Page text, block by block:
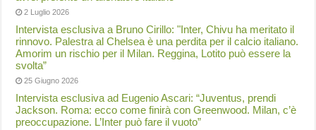
2 Luglio 2026
Intervista esclusiva a Bruno Cirillo: "Inter, Chivu ha meritato il
rinnovo. Palestra al Chelsea è una perdita per il calcio italiano.
Amorim un rischio per il Milan. Reggina, Lotito può essere la
svolta”
25 Giugno 2026
Intervista esclusiva ad Eugenio Ascari: “Juventus, prendi
Jackson. Roma: ecco come finirà con Greenwood. Milan, c’è
preoccupazione. L’Inter può fare il vuoto”